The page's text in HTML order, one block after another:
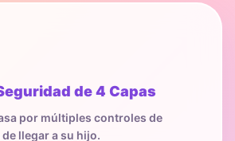
de 4 Capas
por múltiples controles de
llegar a su hijo.